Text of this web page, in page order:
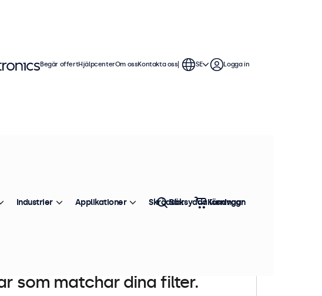
användning. Våra 9 tums skärmar erbjuder flera
gör de enkla att sömlöst integrera i alla
Sortera efter Toppsäljare
som matchar dina filter.
Begär offertHjälpcenterOm ossKontakta oss SE Logga in
Industrier Applikationer Skräddarsydda lösningar
Sök Kundvagn